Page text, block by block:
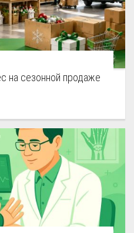
на сезонной продаже